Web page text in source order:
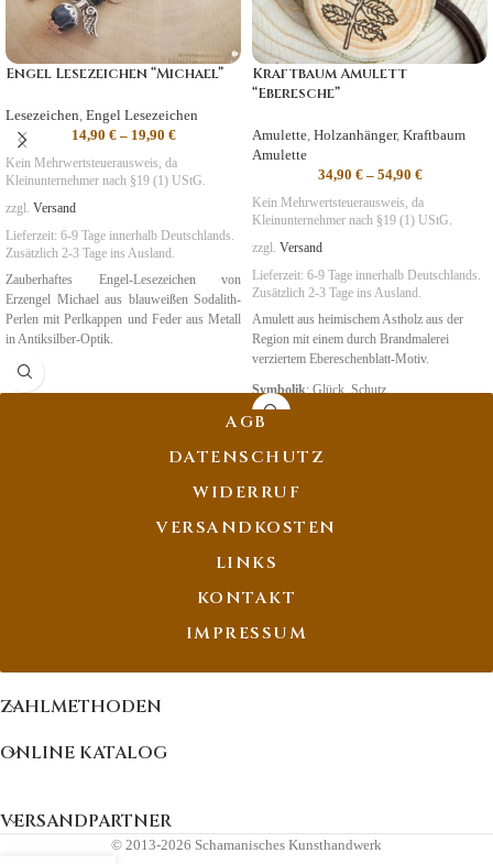
Engel Lesezeichen “Michael”
Lesezeichen, Engel Lesezeichen
14,90 €– 19,90 €
Kein Mehrwertsteuerausweis, da
Kleinunternehmer nach §19 (1) UStG.
zzgl. Versand
Lieferzeit: 6-9 Tage innerhalb Deutschlands.
Zusätzlich 2-3 Tage ins Ausland.
Zauberhaftes Engel-Lesezeichen von
Erzengel Michael aus blauweißen Sodalith-
Perlen mit Perlkappen und Feder aus Metall
in Antiksilber-Optik.
Symbolik
Kraftbaum Amulett
“Eberesche”
Amulette, Holzanhänger, Kraftbaum
Amulette
34,90 €– 54,90 €
Kein Mehrwertsteuerausweis, da
Kleinunternehmer nach §19 (1) UStG.
zzgl. Versand
Lieferzeit: 6-9 Tage innerhalb Deutschlands.
Zusätzlich 2-3 Tage ins Ausland.
Amulett aus heimischem Astholz aus der
Region mit einem durch Brandmalerei
verziertem Ebereschenblatt-Motiv.
Symbolik: Glück, Schutz
AGB
DATENSCHUTZ
WIDERRUF
VERSANDKOSTEN
LINKS
KONTAKT
IMPRESSUM
ZAHLMETHODEN
ONLINE KATALOG
VERSANDPARTNER
© 2013-2026 Schamanisches Kunsthandwerk